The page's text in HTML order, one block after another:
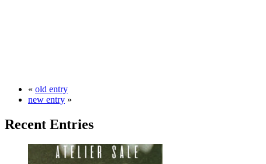
« old entry
new entry »
Recent Entries